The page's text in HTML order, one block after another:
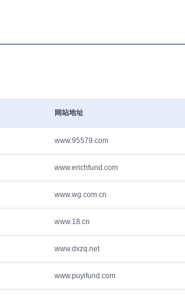
网站地址
www.95579.com
www.erichfund.com
www.wg.com.cn
www.18.cn
www.dxzq.net
www.puyifund.com